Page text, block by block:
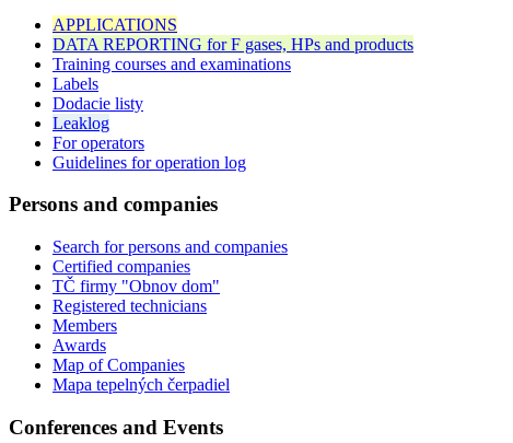
APPLICATIONS
DATA REPORTING for F gases, HPs and products
Training courses and examinations
Labels
Dodacie listy
Leaklog
For operators
Guidelines for operation log
Persons and companies
Search for persons and companies
Certified companies
TČ firmy "Obnov dom"
Registered technicians
Members
Awards
Map of Companies
Mapa tepelných čerpadiel
Conferences and Events